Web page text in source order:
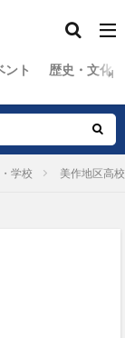
ント 歴史・文化
学校 美作地区高